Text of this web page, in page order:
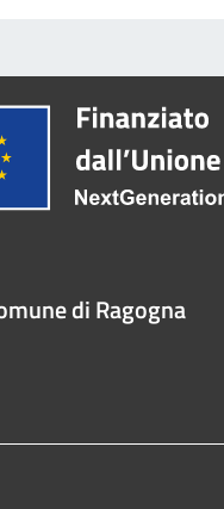
di Ragogna